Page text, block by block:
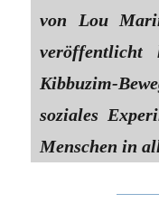
von Lou
Kibbuzim-
soziales
Menschen in